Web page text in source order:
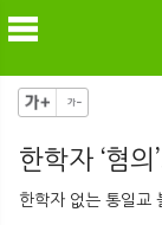
메
한학자 ‘혐
한학자 없는 통일교